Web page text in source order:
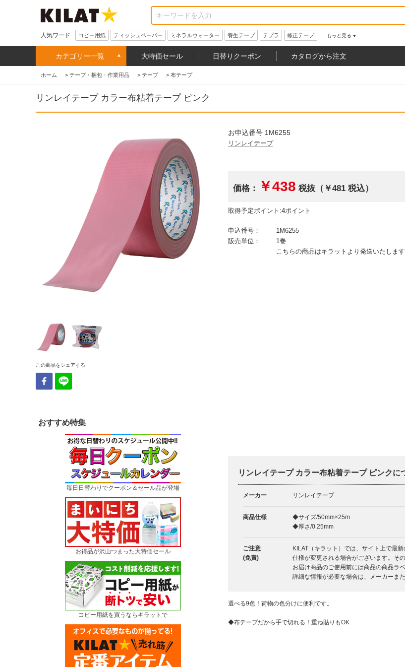
人気ワード コピー用紙 ティッシュペーパー ミネラルウォーター 養生テープ テプラ 修正テープ もっと見る
カテゴリー一覧 大特価セール 日替りクーポン カタログから注文
ホーム > テープ・梱包・作業用品 > テープ > 布テープ
リンレイテープ カラー布粘着テープ ピンク
この商品をシェアする
おすすめ特集
毎日日替わりでクーポン＆セール品が登場
お得品が沢山つまった大特価セール
コピー用紙を買うならキラットで
お申込番号 1M6255
リンレイテープ
価格： ￥438 税抜（￥481 税込）
取得予定ポイント:4ポイント
申込番号：
1M6255
販売単位：
1巻
こちらの商品はキラットより発送いたします
リンレイテープ カラー布粘着テープ ピンクに
メーカー リンレイテープ
商品仕様
◆サイズ/50mm×25m
◆厚さ/0.25mm
ご注意
(免責)
KILAT（キラット）では、サイト上で最
仕様が変更される場合がございます。そ
お届け商品のご使用前には商品の商品ラ
詳細な情報が必要な場合は、メーカーま
選べる9色！荷物の色分けに便利です。
◆布テープだから手で切れる！重ね貼りもOK